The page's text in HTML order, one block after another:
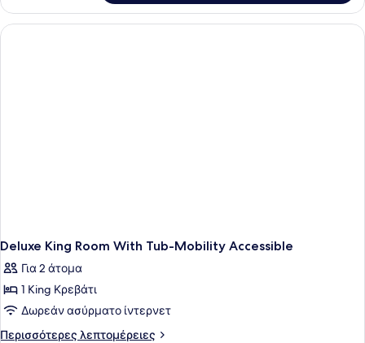
King
Room
Deluxe King Room With Tub-Mobility Accessible
Για 2 άτομα
1 King Κρεβάτι
Δωρεάν ασύρματο ίντερνετ
Περισσότερες λεπτομέρειες
Περισσότερες